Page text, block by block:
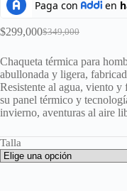
$349,000
El
original
era:
$349,000.
$299,000El
actual
es:
$299,000.
Chaqueta térmica para
abullonada y ligera,
Resistente al agua, viento y
su panel térmico y
invierno, aventuras al aire
Talla